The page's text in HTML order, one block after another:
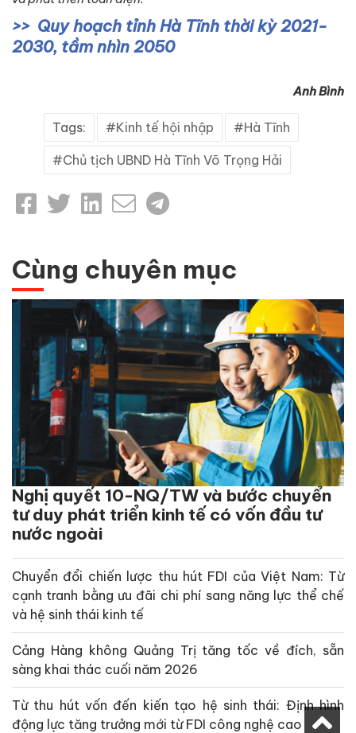
Quy hoạch tỉnh Hà Tĩnh thời kỳ 2021-
2030, tầm nhìn 2050
Anh Bình
Tags: Kinh tế hội nhập Hà Tĩnh
Chủ tịch UBND Hà Tĩnh Võ Trọng Hải
Cùng chuyên mục
Nghị quyết 10-NQ/TW và bước chuyển
tư duy phát triển kinh tế có vốn đầu tư
nước ngoài
Chuyển đổi chiến lược thu hút FDI của Việt Nam: Từ
cạnh tranh bằng ưu đãi chi phí sang năng lực thể chế
và hệ sinh thái kinh tế
Cảng Hàng không Quảng Trị tăng tốc về đích, sẵn
sàng khai thác cuối năm 2026
Từ thu hút vốn đến kiến tạo hệ sinh thái: Định hình
động lực tăng trưởng mới từ FDI công nghệ cao